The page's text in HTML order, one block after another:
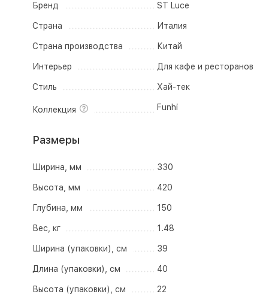
Бренд ST Luce
Страна Италия
Страна производства Китай
Интерьер Для кафе и ресторанов
Стиль Хай-тек
Коллекция Funhi
Размеры
Ширина, мм 330
Высота, мм 420
Глубина, мм 150
Вес, кг 1.48
Ширина (упаковки), см 39
Длина (упаковки), см 40
Высота (упаковки), см 22